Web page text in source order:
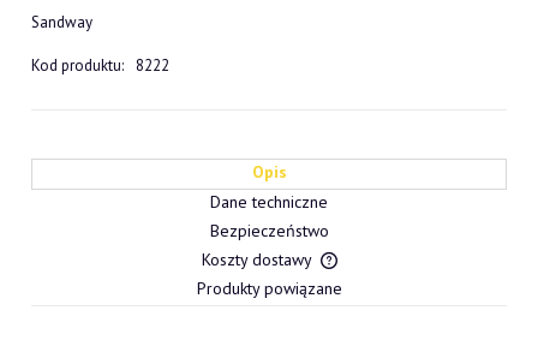
Sandway
Kod produktu: 8222
Opis
Dane techniczne
Bezpieczeństwo
Koszty dostawy
Produkty powiązane